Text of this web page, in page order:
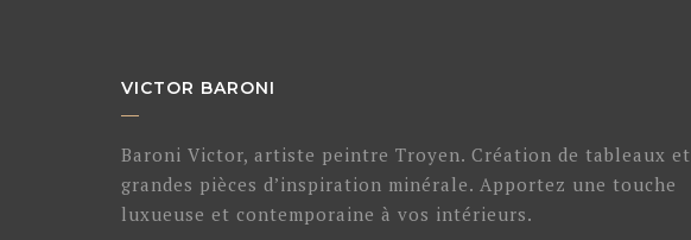
VICTOR BARONI
Baroni Victor, artiste peintre Troyen. Création de tableaux et
grandes pièces d’inspiration minérale. Apportez une touche
luxueuse et contemporaine à vos intérieurs.